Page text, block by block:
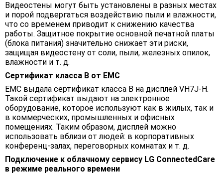
Видеостены могут быть установлены в разных местах
и порой подвергаться воздействию пыли и влажности,
что со временем приводит к снижению качества
работы. Защитное покрытие основной печатной платы
(блока питания) значительно снижает эти риски,
защищая видеостену от соли, пыли, железных опилок,
влажности и т. д.
Сертификат класса B от EMC
ЕМС выдала сертификат класса B на дисплей VH7J-H.
Такой сертификат выдают на электронное
оборудование, которое используют как в жилых, так и
в коммерческих, промышленных и офисных
помещениях. Таким образом, дисплей можно
использовать вблизи от людей: в корпоративных
конференц-залах, переговорных комнатах и т. д.
Подключение к облачному сервису LG ConnectedCare
в режиме реального времени